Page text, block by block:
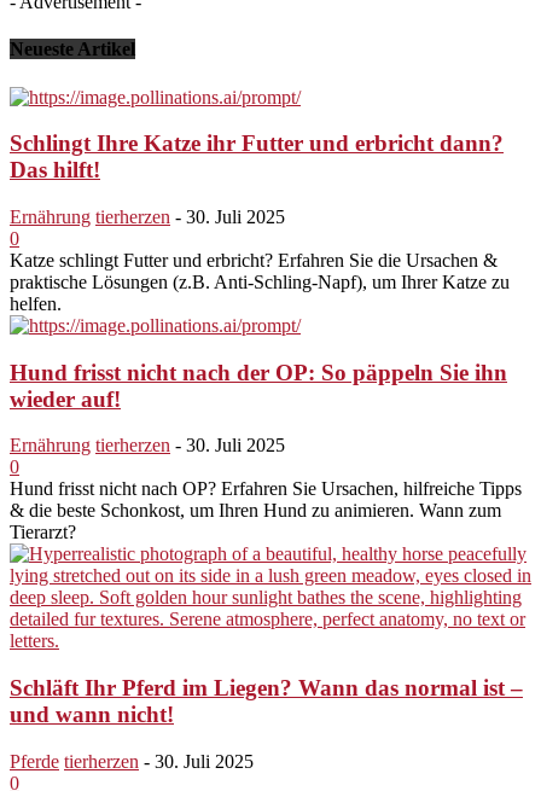
Neueste Artikel
Schlingt Ihre Katze ihr Futter und erbricht dann?
Das hilft!
Ernährung tierherzen - 30. Juli 2025
0
Katze schlingt Futter und erbricht? Erfahren Sie die Ursachen &
praktische Lösungen (z.B. Anti-Schling-Napf), um Ihrer Katze zu
helfen.
Hund frisst nicht nach der OP: So päppeln Sie ihn
wieder auf!
Ernährung tierherzen - 30. Juli 2025
0
Hund frisst nicht nach OP? Erfahren Sie Ursachen, hilfreiche Tipps
& die beste Schonkost, um Ihren Hund zu animieren. Wann zum
Tierarzt?
Schläft Ihr Pferd im Liegen? Wann das normal ist –
und wann nicht!
Pferde tierherzen - 30. Juli 2025
0